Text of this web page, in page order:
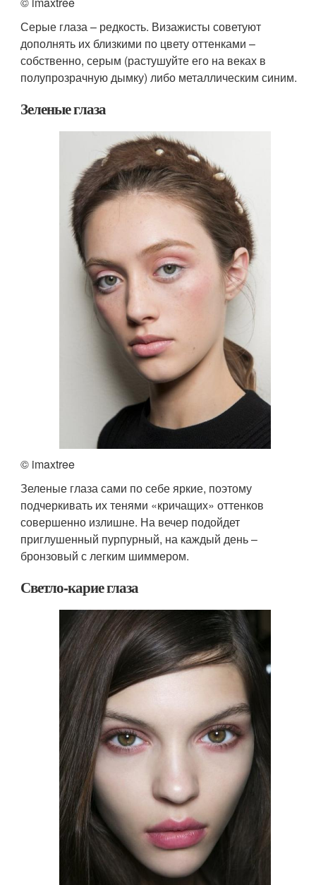
Серые глаза – редкость. Визажисты советуют
дополнять их близкими по цвету оттенками –
собственно, серым (растушуйте его на веках в
полупрозрачную дымку) либо металлическим синим.
Зеленые глаза
© imaxtree
Зеленые глаза сами по себе яркие, поэтому
подчеркивать их тенями «кричащих» оттенков
совершенно излишне. На вечер подойдет
приглушенный пурпурный, на каждый день –
бронзовый с легким шиммером.
Светло-карие глаза